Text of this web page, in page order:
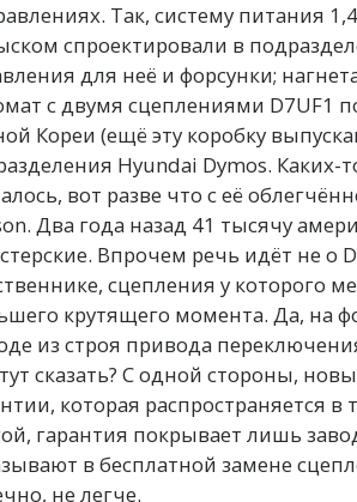
Так, систему питания
спроектировали в
для неё и форсунки;
с двумя сцеплениями D7UF1
Кореи (ещё эту коробку
Hyundai Dymos. Каких-
вот разве что с её
Два года назад 41 тысячу
Впрочем речь идёт не о
сцепления у которого
крутящего момента. Да, на
из строя привода
сказать? С одной стороны,
которая распространяется
гарантия покрывает лишь
в бесплатной замене
не легче.